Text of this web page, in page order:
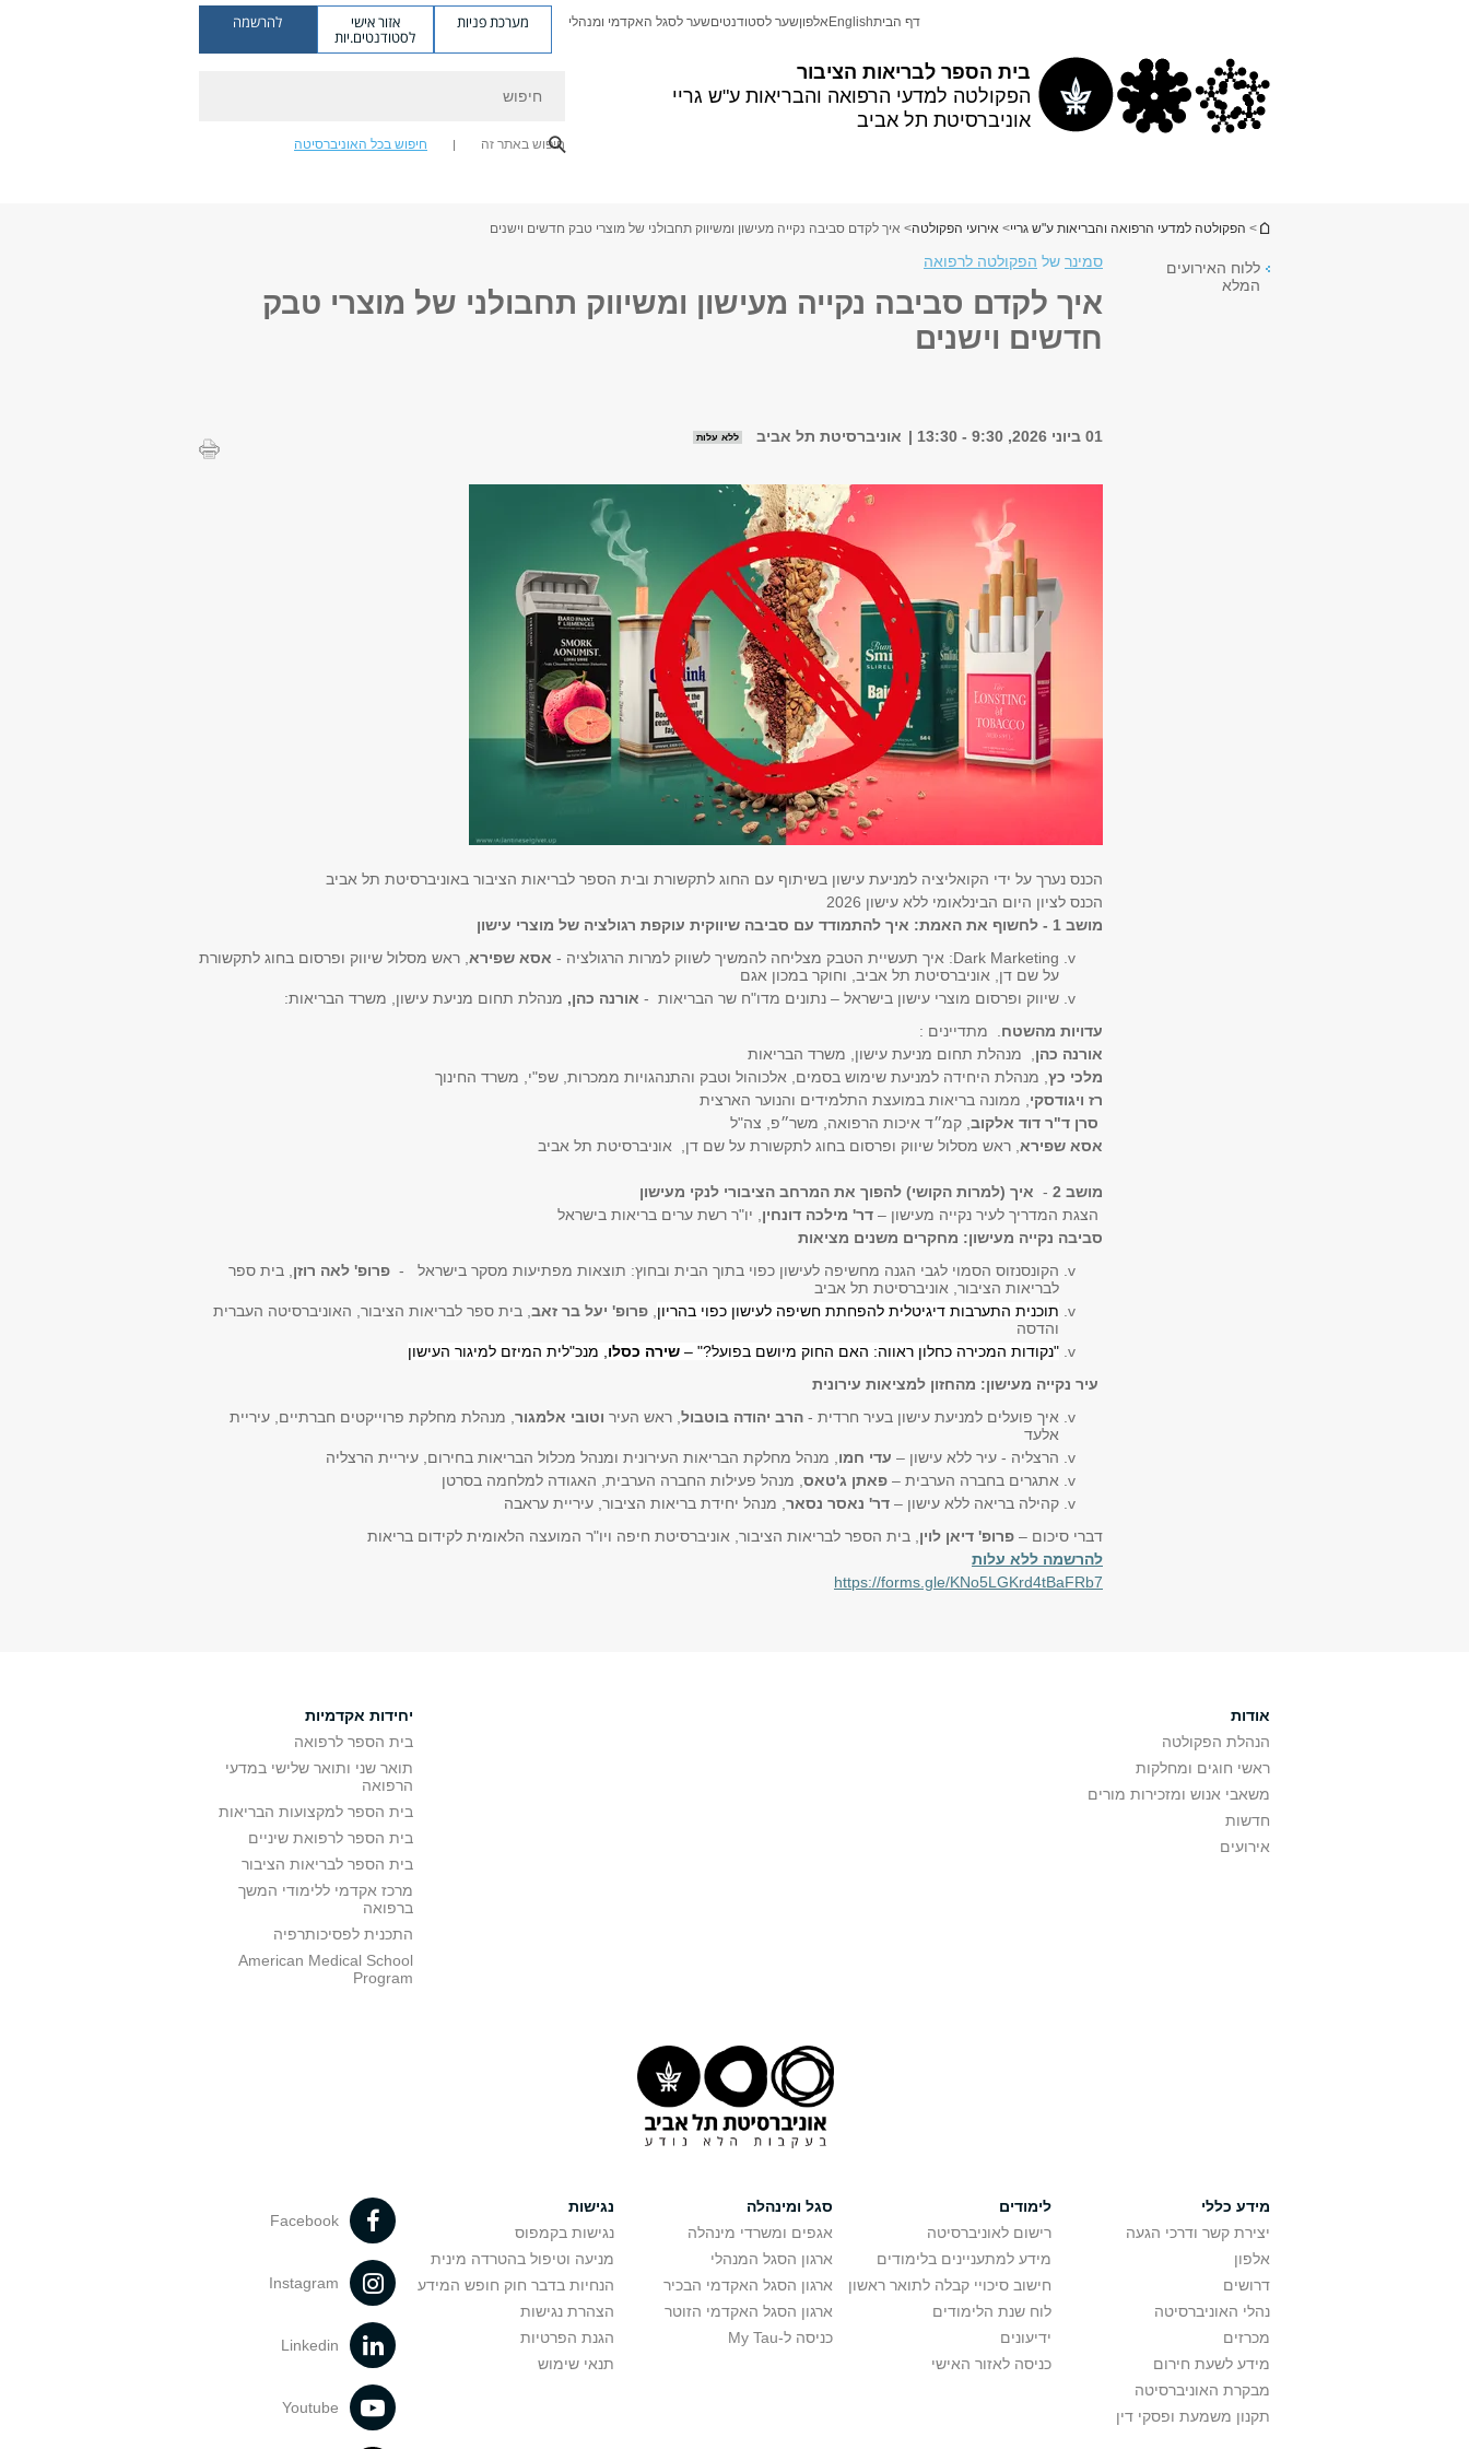
בית הספר לבריאות הציבור
הפקולטה למדעי הרפואה והבריאות ע"ש גריי
אוניברסיטת תל אביב
דף הביתEnglish אלפוןשער לסטודנטיםשער לסגל האקדמי ומנהלי מערכת פניות אזור אישי
לסטודנטים.יות
להרשמה
חיפוש באתר זה חיפוש בכל האוניברסיטה
הינך נמצא כאן
> הפקולטה למדעי הרפואה והבריאות ע"ש גריי> אירועי הפקולטה> איך לקדם סביבה נקייה מעישון ומשיווק תחבולני של מוצרי טבק חדשים וישנים
ללוח האירועים
המלא
סמינר של הפקולטה לרפואה
איך לקדם סביבה נקייה מעישון ומשיווק תחבולני של מוצרי טבק
חדשים וישנים
01 ביוני 2026, 9:30 - 13:30 אוניברסיטת תל אביב ללא עלות
הכנס נערך על ידי הקואליציה למניעת עישון בשיתוף עם החוג לתקשורת ובית הספר לבריאות הציבור באוניברסיטת תל אביב
הכנס לציון היום הבינלאומי ללא עישון 2026
מושב 1 - לחשוף את האמת: איך להתמודד עם סביבה שיווקית עוקפת רגולציה של מוצרי עישון
Dark Marketing: איך תעשיית הטבק מצליחה להמשיך לשווק למרות הרגולציה - אסא שפירא , ראש מסלול שיווק ופרסום בחוג לתקשורת
על שם דן, אוניברסיטת תל אביב, וחוקר במכון אגם
שיווק ופרסום מוצרי עישון בישראל – נתונים מדו"ח שר הבריאות - אורנה כהן, מנהלת תחום מניעת עישון, משרד הבריאות:
עדויות מהשטח . מתדיינים :
אורנה כהן , מנהלת תחום מניעת עישון, משרד הבריאות
מלכי כץ , מנהלת היחידה למניעת שימוש בסמים, אלכוהול וטבק והתנהגויות ממכרות, שפ"י, משרד החינוך
רז ויגודסקי , ממונה בריאות במועצת התלמידים והנוער הארצית
סרן ד"ר דוד אלקוב , קמ״ד איכות הרפואה, משר״פ, צה"ל
אסא שפירא , ראש מסלול שיווק ופרסום בחוג לתקשורת על שם דן, אוניברסיטת תל אביב
מושב 2 - איך (למרות הקושי) להפוך את המרחב הציבורי לנקי מעישון
הצגת המדריך לעיר נקייה מעישון – דר' מילכה דונחין , יו"ר רשת ערים בריאות בישראל
סביבה נקייה מעישון: מחקרים משנים מציאות
הקונסנזוס הסמוי לגבי הגנה מחשיפה לעישון כפוי בתוך הבית ובחוץ: תוצאות מפתיעות מסקר בישראל - פרופ' לאה רוזן , בית ספר
לבריאות הציבור, אוניברסיטת תל אביב
תוכנית התערבות דיגיטלית להפחתת חשיפה לעישון כפוי בהריון פרופ' יעל בר זאב , בית ספר לבריאות הציבור, האוניברסיטה העברית
והדסה
"נקודות המכירה כחלון ראווה: האם החוק מיושם בפועל?" – שירה כסלו , מנכ"לית המיזם למיגור העישון
עיר נקייה מעישון: מהחזון למציאות עירונית
איך פועלים למניעת עישון בעיר חרדית - הרב יהודה בוטבול , ראש העיר וטובי אלמגור , מנהלת מחלקת פרוייקטים חברתיים, עיריית
אלעד
הרצליה - עיר ללא עישון – עדי חמו , מנהל מחלקת הבריאות העירונית ומנהל מכלול הבריאות בחירום, עיריית הרצליה
אתגרים בחברה הערבית – פאתן ג'טאס , מנהל פעילות החברה הערבית, האגודה למלחמה בסרטן
קהילה בריאה ללא עישון – דר' נאסר נסאר , מנהל יחידת בריאות הציבור, עיריית עראבה
דברי סיכום – פרופ' דיאן לוין , בית הספר לבריאות הציבור, אוניברסיטת חיפה ויו"ר המועצה הלאומית לקידום בריאות
להרשמה ללא עלות
https://forms.gle/KNo5LGKrd4tBaFRb7
אודות
הנהלת הפקולטה
ראשי חוגים ומחלקות
משאבי אנוש ומזכירות מורים
חדשות
אירועים
יחידות אקדמיות
בית הספר לרפואה
תואר שני ותואר שלישי במדעי
הרפואה
בית הספר למקצועות הבריאות
בית הספר לרפואת שיניים
בית הספר לבריאות הציבור
מרכז אקדמי ללימודי המשך
ברפואה
התכנית לפסיכותרפיה
American Medical School
Program
מידע כללי
יצירת קשר ודרכי הגעה
אלפון
דרושים
נהלי האוניברסיטה
מכרזים
מידע לשעת חירום
מבקרת האוניברסיטה
תקנון משמעת ופסקי דין
לימודים
רישום לאוניברסיטה
מידע למתעניינים בלימודים
חישוב סיכויי קבלה לתואר ראשון
לוח שנת הלימודים
ידיעונים
כניסה לאזור האישי
סגל ומינהלה
אגפים ומשרדי מינהלה
ארגון הסגל המנהלי
ארגון הסגל האקדמי הבכיר
ארגון הסגל האקדמי הזוטר
כניסה ל-My Tau
נגישות
נגישות בקמפוס
מניעה וטיפול בהטרדה מינית
הנחיות בדבר חוק חופש המידע
הצהרת נגישות
הגנת הפרטיות
תנאי שימוש
Facebook
Instagram
Linkedin
Youtube